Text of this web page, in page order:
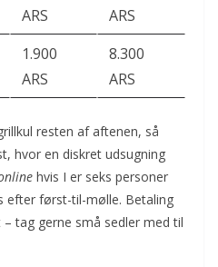
ARS
ARS
1.900
ARS
8.300
ARS
resten af aftenen, så
hvor en diskret udsugning
hvis I er seks personer
efter først-til-mølle. Betaling
tag gerne små sedler med til